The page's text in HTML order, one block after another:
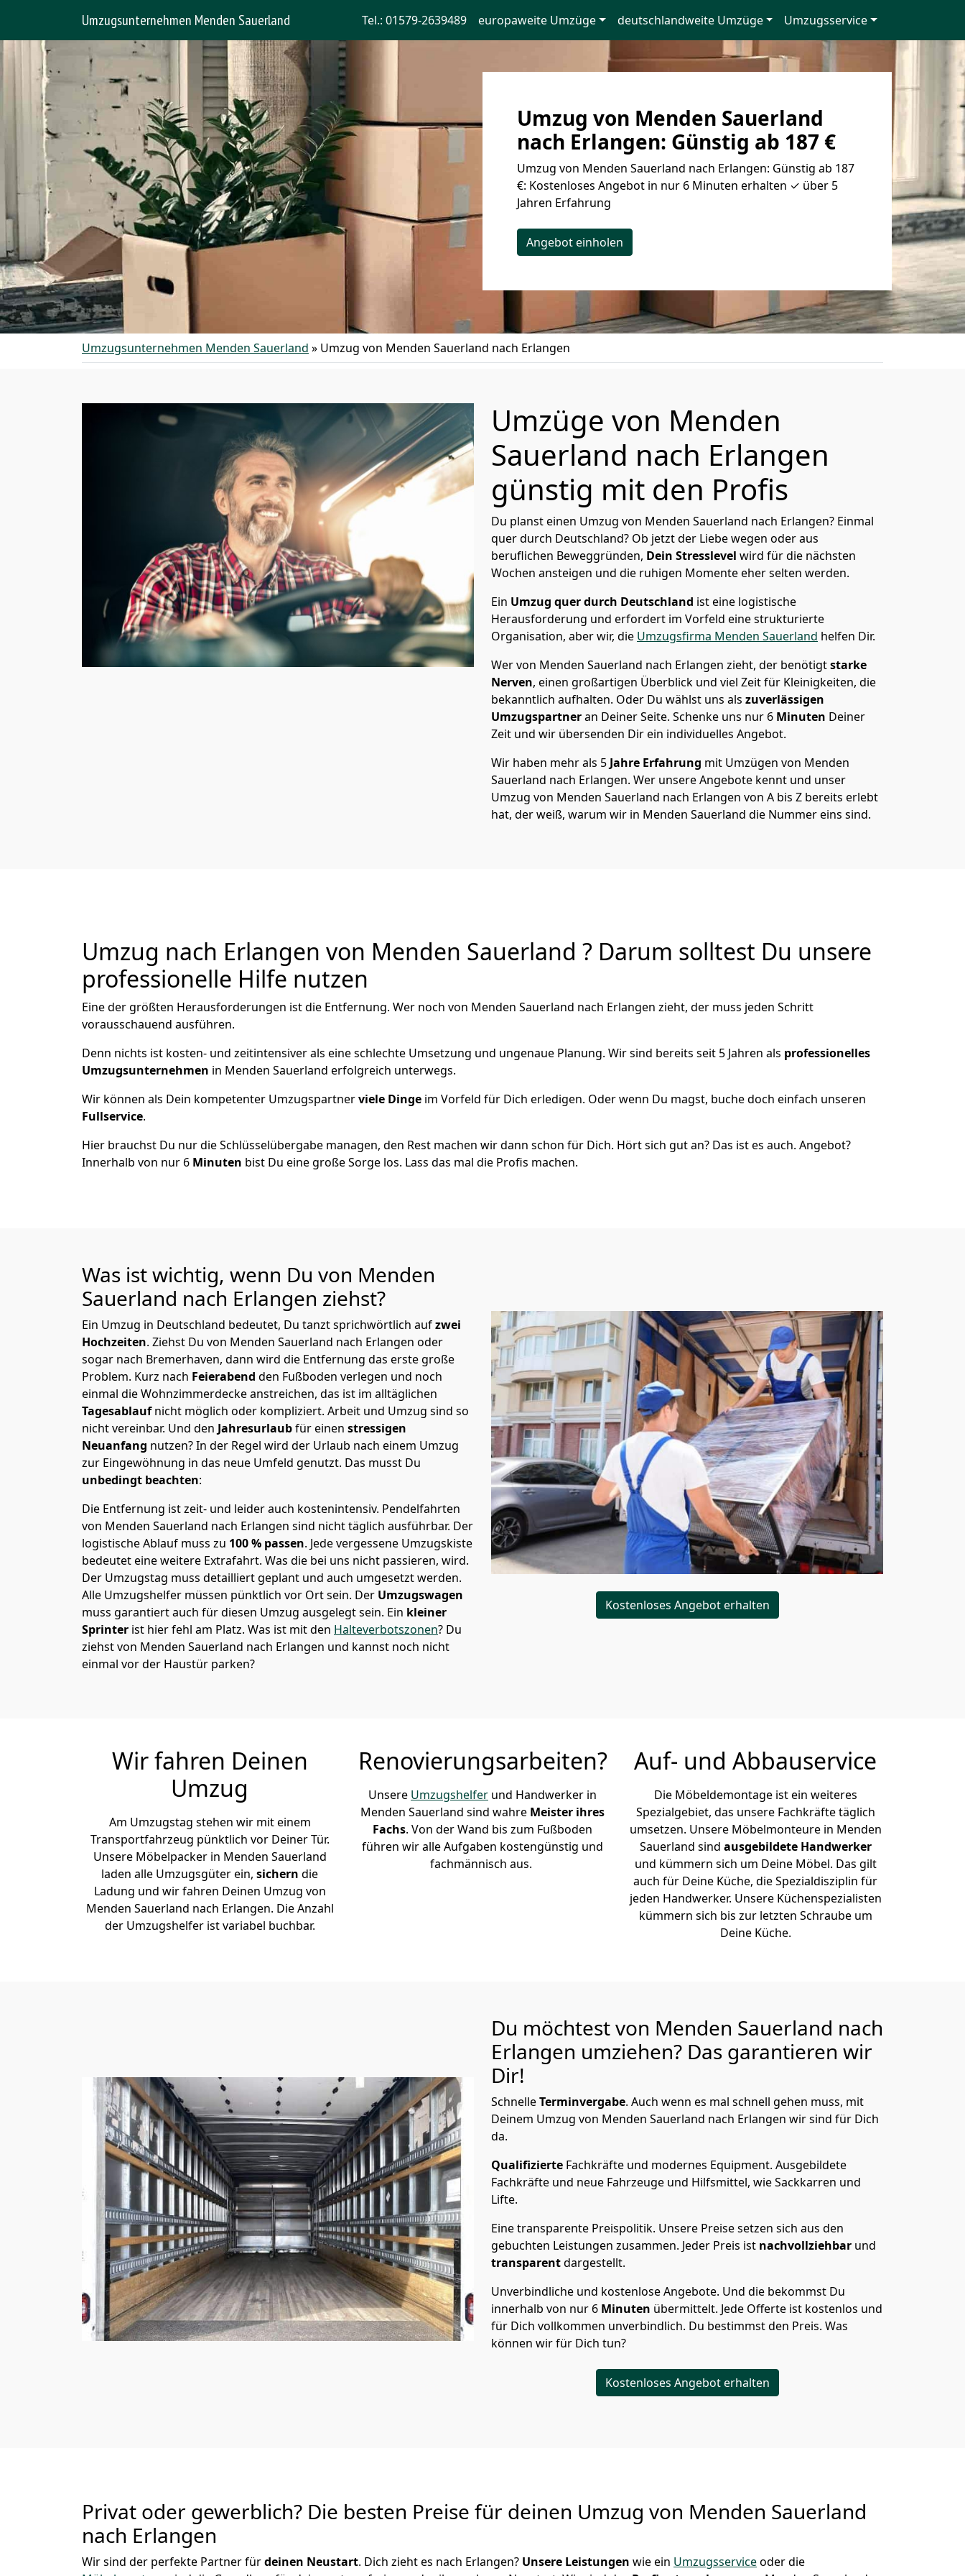
Umzugsunternehmen Menden Sauerland Tel.: 01579-2639489 europaweite Umzüge deutschlandweite Umzüge Umzugsservice
Umzug von Menden Sauerland
nach Erlangen: Günstig ab 187 €
Umzug von Menden Sauerland nach Erlangen: Günstig ab 187
€: Kostenloses Angebot in nur 6 Minuten erhalten ✓ über 5
Jahren Erfahrung
Angebot einholen
Umzugsunternehmen Menden Sauerland » Umzug von Menden Sauerland nach Erlangen
Umzüge von Menden
Sauerland nach Erlangen
günstig mit den Profis
Du planst einen Umzug von Menden Sauerland nach Erlangen? Einmal
quer durch Deutschland? Ob jetzt der Liebe wegen oder aus
beruflichen Beweggründen, Dein Stresslevel wird für die nächsten
Wochen ansteigen und die ruhigen Momente eher selten werden.
Ein Umzug quer durch Deutschland ist eine logistische
Herausforderung und erfordert im Vorfeld eine strukturierte
Organisation, aber wir, die Umzugsfirma Menden Sauerland helfen Dir.
Wer von Menden Sauerland nach Erlangen zieht, der benötigtstarke
Nerven, einen großartigen Überblick und viel Zeit für Kleinigkeiten, die
bekanntlich aufhalten. Oder Du wählst uns als zuverlässigen
Umzugspartneran Deiner Seite. Schenke uns nur 6 Minuten Deiner
Zeit und wir übersenden Dir ein individuelles Angebot.
Wir haben mehr als 5 Jahre Erfahrung mit Umzügen von Menden
Sauerland nach Erlangen. Wer unsere Angebote kennt und unser
Umzug von Menden Sauerland nach Erlangen von A bis Z bereits erlebt
hat, der weiß, warum wir in Menden Sauerland die Nummer eins sind.
Umzug nach Erlangen von Menden Sauerland ? Darum solltest Du unsere
professionelle Hilfe nutzen
Eine der größten Herausforderungen ist die Entfernung. Wer noch von Menden Sauerland nach Erlangen zieht, der muss jeden Schritt
vorausschauend ausführen.
Denn nichts ist kosten- und zeitintensiver als eine schlechte Umsetzung und ungenaue Planung. Wir sind bereits seit 5 Jahren als professionelles
Umzugsunternehmen in Menden Sauerland erfolgreich unterwegs.
Wir können als Dein kompetenter Umzugspartnerviele Dinge im Vorfeld für Dich erledigen. Oder wenn Du magst, buche doch einfach unseren
Fullservice.
Hier brauchst Du nur die Schlüsselübergabe managen, den Rest machen wir dann schon für Dich. Hört sich gut an? Das ist es auch. Angebot?
Innerhalb von nur 6 Minuten bist Du eine große Sorge los. Lass das mal die Profis machen.
Was ist wichtig, wenn Du von Menden
Sauerland nach Erlangen ziehst?
Ein Umzug in Deutschland bedeutet, Du tanzt sprichwörtlich aufzwei
Hochzeiten. Ziehst Du von Menden Sauerland nach Erlangen oder
sogar nach Bremer­haven, dann wird die Entfernung das erste große
Problem. Kurz nach Feierabend den Fußboden verlegen und noch
einmal die Wohnzimmerdecke anstreichen, das ist im alltäglichen
Tagesablaufnicht möglich oder kompliziert. Arbeit und Umzug sind so
nicht vereinbar. Und den Jahresurlaubfür einen stressigen
Neuanfang nutzen? In der Regel wird der Urlaub nach einem Umzug
zur Eingewöhnung in das neue Umfeld genutzt. Das musst Du
unbedingt beachten:
Die Entfernung ist zeit- und leider auch kostenintensiv. Pendelfahrten
von Menden Sauerland nach Erlangen sind nicht täglich ausführbar. Der
logistische Ablauf muss zu 100 % passen. Jede vergessene Umzugskiste
bedeutet eine weitere Extrafahrt. Was die bei uns nicht passieren, wird.
Der Umzugstag muss detailliert geplant und auch umgesetzt werden.
Alle Umzugshelfer müssen pünktlich vor Ort sein. Der Umzugswagen
muss garantiert auch für diesen Umzug ausgelegt sein. Ein kleiner
Sprinter ist hier fehl am Platz. Was ist mit den Halteverbotszonen? Du
ziehst von Menden Sauerland nach Erlangen und kannst noch nicht
einmal vor der Haustür parken?
Kostenloses Angebot erhalten
Wir fahren Deinen
Umzug
Am Umzugstag stehen wir mit einem
Transportfahrzeug pünktlich vor Deiner Tür.
Unsere Möbelpacker in Menden Sauerland
laden alle Umzugsgüter ein, sichern die
Ladung und wir fahren Deinen Umzug von
Menden Sauerland nach Erlangen. Die Anzahl
der Umzugshelfer ist variabel buchbar.
Renovierungsarbeiten?
Unsere Umzugshelfer und Handwerker in
Menden Sauerland sind wahre Meister ihres
Fachs. Von der Wand bis zum Fußboden
führen wir alle Aufgaben kostengünstig und
fachmännisch aus.
Auf- und Abbauservice
Die Möbeldemontage ist ein weiteres
Spezialgebiet, das unsere Fachkräfte täglich
umsetzen. Unsere Möbelmonteure in Menden
Sauerland sind ausgebildete Handwerker
und kümmern sich um Deine Möbel. Das gilt
auch für Deine Küche, die Spezialdisziplin für
jeden Handwerker. Unsere Küchenspezialisten
kümmern sich bis zur letzten Schraube um
Deine Küche.
Du möchtest von Menden Sauerland nach
Erlangen umziehen? Das garantieren wir
Dir!
SchnelleTerminvergabe. Auch wenn es mal schnell gehen muss, mit
Deinem Umzug von Menden Sauerland nach Erlangen wir sind für Dich
da.
Qualifizierte Fachkräfte und modernes Equipment. Ausgebildete
Fachkräfte und neue Fahrzeuge und Hilfsmittel, wie Sackkarren und
Lifte.
Eine transparente Preispolitik. Unsere Preise setzen sich aus den
gebuchten Leistungen zusammen. Jeder Preis ist nachvollziehbar und
transparentdargestellt.
Unverbindliche und kostenlose Angebote. Und die bekommst Du
innerhalb von nur 6 Minuten übermittelt. Jede Offerte ist kostenlos und
für Dich vollkommen unverbindlich. Du bestimmst den Preis. Was
können wir für Dich tun?
Kostenloses Angebot erhalten
Privat oder gewerblich? Die besten Preise für deinen Umzug von Menden Sauerland
nach Erlangen
Wir sind der perfekte Partner fürdeinen Neustart. Dich zieht es nach Erlangen? Unsere Leistungen wie ein Umzugsserviceoder die